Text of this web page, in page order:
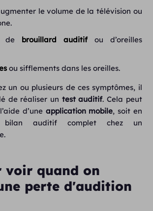
le volume de la télévision ou
de brouillard auditifou d’oreilles
ou sifflements dans les oreilles.
un ou plusieurs de ces symptômes, il
de réaliser un test auditif. Cela peut
d’une application mobile, soit en
bilan auditif complet chez un
voir quand on
perte d'audition